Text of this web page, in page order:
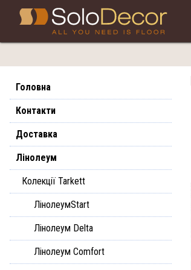
Головна
Контакти
Доставка
Лінолеум
Колекції Tarkett
ЛінолеумStart
Лінолеум Delta
Лінолеум Comfort